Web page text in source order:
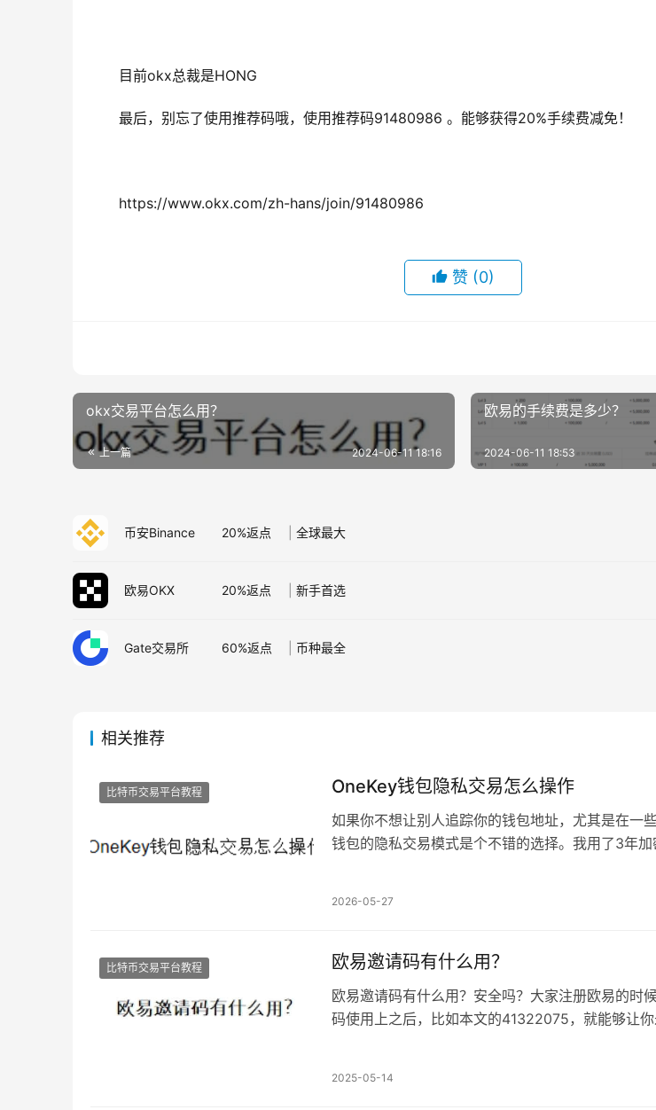
目前okx总裁是HONG
最后，别忘了使用推荐码哦，使用推荐码91480986 。能够获得20%手续费减免！
https://www.okx.com/zh-hans/join/91480986
赞 (0)
okx交易平台怎么用？
上一篇 2024-06-11 18:16
欧易的手续费是多少？
2024-06-11 18:53
币安Binance 20%返点 全球最大
欧易OKX 20%返点 新手首选
Gate交易所 60%返点 币种最全
相关推荐
比特币交易平台教程 OneKey钱包隐私交易怎么操作
如果你不想让别人追踪你的钱包地址，尤其是在一
钱包的隐私交易模式是个不错的选择。我用了3年
2026-05-27
比特币交易平台教程 欧易邀请码有什么用？
欧易邀请码有什么用？安全吗？大家注册欧易的时
码使用上之后，比如本文的41322075，就能够让
2025-05-14